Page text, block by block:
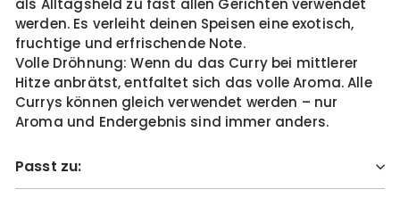
als Alltagsheld zu fast allen Gerichten verwendet
werden. Es verleiht deinen Speisen eine exotisch,
fruchtige und erfrischende Note.
Volle Dröhnung: Wenn du das Curry bei mittlerer
Hitze anbrätst, entfaltet sich das volle Aroma. Alle
Currys können gleich verwendet werden – nur
Aroma und Endergebnis sind immer anders.
Passt zu: